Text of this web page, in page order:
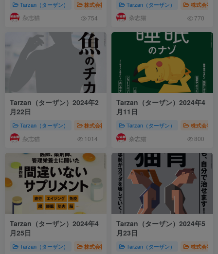
Tarzan（ターザン） 株式会社マガジンハウス（Magazine House）
杂志猫 754
Tarzan（ターザン） 株式会社
杂志猫 770
Tarzan（ターザン）2024年2
月22日
Tarzan（ターザン） 株式会社マガジンハウス（Magazine House）
杂志猫 1014
Tarzan（ターザン）2024年4
月11日
Tarzan（ターザン） 株式会社
杂志猫 800
Tarzan（ターザン）2024年4
月25日
Tarzan（ターザン） 株式会社マガジンハウス（Magazine House）
Tarzan（ターザン）2024年5
月23日
Tarzan（ターザン） 株式会社